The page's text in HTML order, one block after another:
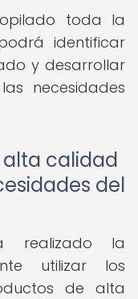
toda la
identificar
y desarrollar
necesidades
alta calidad
del
realizado la
utilizar los
de alta